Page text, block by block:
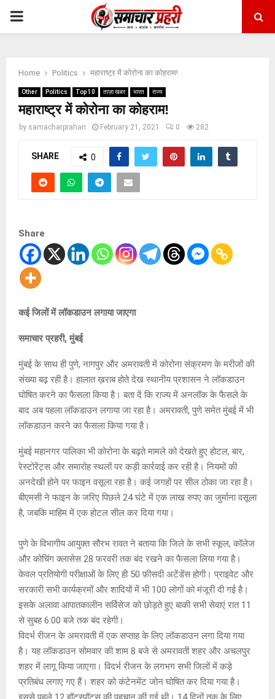
PRIMARY
Home Politics महाराष्‍ट्र में कोरोना का कोहराम!
Other Politics Top 10 ताज़ा खबर भारत राज्य
महाराष्‍ट्र में कोरोना का कोहराम!
by samacharprahari February 21, 2021 0 282
SHARE 0
Share
कई जिलों में लॉकडाउन लगाया जाएगा
समाचार प्रहरी, मुंबई
मुंबई के साथ ही पुणे, नागपुर और अमरावती में कोरोना संक्रमण के मरीजों की
संख्या बढ़ रही है। हालात ख़राब होते देख स्थानीय प्रशासन ने लॉकडाउन
घोषित करने का फैसला किया है। बता दें कि राज्य में अनलॉक के फैसले के
बाद अब पहला लॉकडाउन लगाया जा रहा है। अमरावती, पुणे समेत मुंबई में भी
लॉकडाउन करने का फैसला किया गया है।
मुंबई महानगर पालिका भी कोरोना के बढ़ते मामले को देखते हुए होटल, बार,
रेस्टोरेंट्स और समारोह स्थलों पर कड़ी कार्रवाई कर रही है। नियमों की
अनदेखी होने पर फाइन वसूला रहा है। कई जगहों पर सील ठोका जा रहा है।
बीएमसी ने फाइन के जरिए पिछले 24 घंटे में एक लाख रुपए का जुर्माना वसूला
है, जबकि माहिम में एक होटल सील कर दिया गया।
पुणे के विभागीय आयुक्त सौरभ रावत ने बताया कि जिले के सभी स्कूल, कॉलेज
और कोचिंग क्लासेस 28 फरवरी तक बंद रखने का फैसला लिया गया है।
केवल प्रतियोगी परीक्षाओं के लिए ही 50 फ़ीसदी अटेंडेंस होगी। प्राइवेट और
सरकारी सभी कार्यक्रमों और शादियों में भी 100 लोगों को मंजूरी दी गई है।
इसके अलावा आपातकालीन सर्विसेज को छोड़ते हुए बाकी सभी सेवाएं रात 11
से सुबह 6:00 बजे तक बंद रहेगी।
विदर्भ रीजन के अमरावती में एक सप्ताह के लिए लॉकडाउन लगा दिया गया
है। यह लॉकडाउन सोमवार की शाम 8 बजे से अमरावती शहर और अचलपुर
शहर में लागू किया जाएगा। विदर्भ रीजन के लगभग सभी जिलों में कड़े
प्रतिबंध लगाए गए हैं। शहर को कंटेनमेंट जोन घोषित कर दिया गया है।